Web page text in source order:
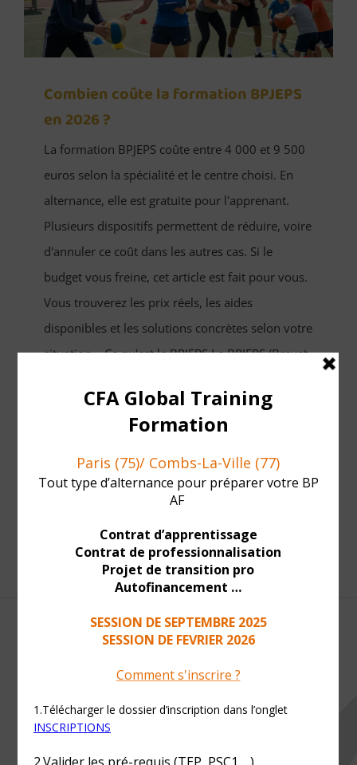
Combien coûte la formation BPJEPS
en 2026 ?
La formation BPJEPS coûte entre 4 000 et 9 500
euros selon la spécialité et le centre choisi. En
alternance, elle est gratuite pour l'apprenant.
Plusieurs dispositifs permettent de réduire, voire
d'annuler ce coût dans les autres cas. Si le
budget vous freine, cet article est fait pour vous.
Vous trouverez les prix réels, les aides
disponibles et les solutions concrètes selon votre
situation. Ce qu'est le BPJEPS Le BPJEPS (Brevet
Populaire et du Sport) est un diplôme d'État de
niveau 4, équivalent au baccalauréat. Il donne le
droit d'encadrer des activités sportives ou[...]
CONTACT INFO